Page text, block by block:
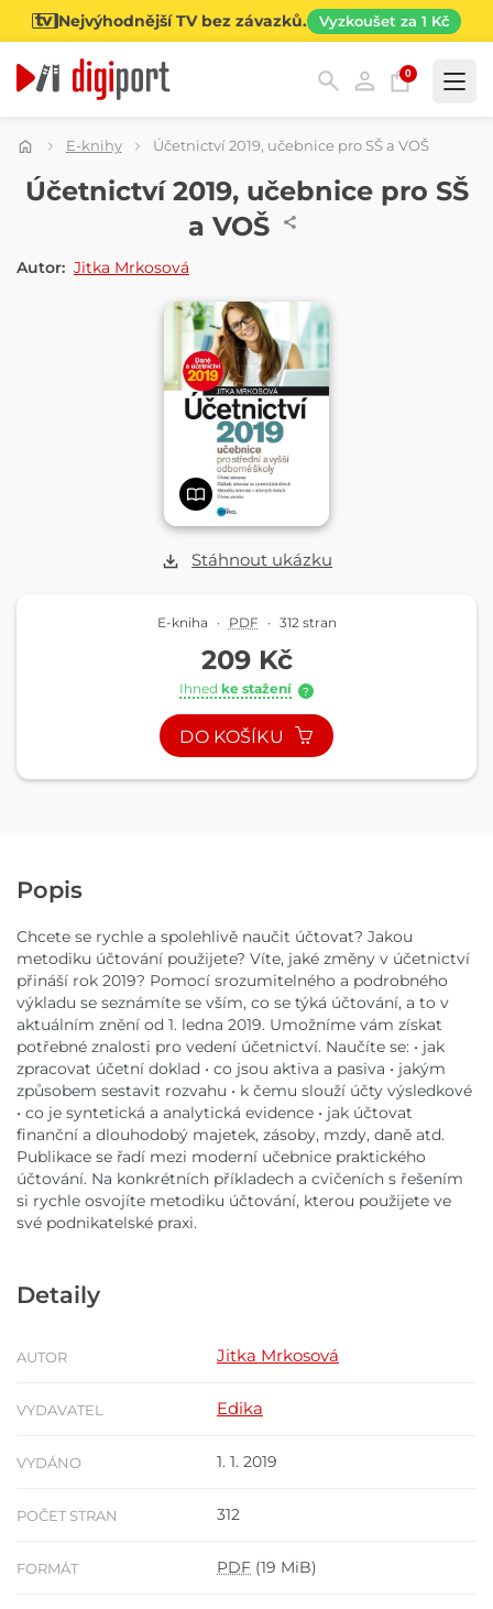
Nejvýhodnější TV bez závazků. Vyzkoušet za 1 Kč
0
Kategorie
E-knihy Účetnictví 2019, učebnice pro SŠ a VOŠ
Stáhnout ukázku
E-KNIHA
Účetnictví 2019, učebnice pro SŠ
a VOŠ
Autor: Jitka Mrkosová
E-kniha · PDF · 312 stran
209 Kč
Ihned ke stažení ?
DO KOŠÍKU
Popis
Chcete se rychle a spolehlivě naučit účtovat? Jakou
metodiku účtování použijete? Víte, jaké změny v účetnictví
přináší rok 2019? Pomocí srozumitelného a podrobného
výkladu se seznámíte se vším, co se týká účtování, a to v
aktuálním znění od 1. ledna 2019. Umožníme vám získat
potřebné znalosti pro vedení účetnictví. Naučíte se: • jak
zpracovat účetní doklad • co jsou aktiva a pasiva • jakým
způsobem sestavit rozvahu • k čemu slouží účty výsledkové
• co je syntetická a analytická evidence • jak účtovat
finanční a dlouhodobý majetek, zásoby, mzdy, daně atd.
Publikace se řadí mezi moderní učebnice praktického
účtování. Na konkrétních příkladech a cvičeních s řešením
si rychle osvojíte metodiku účtování, kterou použijete ve
své podnikatelské praxi.
Detaily
AUTOR Jitka Mrkosová
VYDAVATEL Edika
VYDÁNO 1. 1. 2019
POČET STRAN 312
FORMÁT PDF (19 MiB)